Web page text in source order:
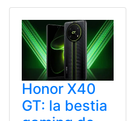
Honor X40
GT: la bestia